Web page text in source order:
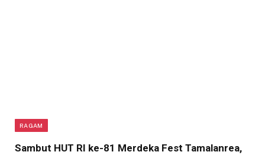
RAGAM
Sambut HUT RI ke-81 Merdeka Fest Tamalanrea,